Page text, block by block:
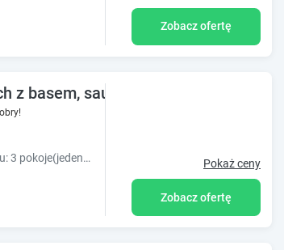
Zobacz ofertę
z basem, sauną, ruską banią i jacuzzi
Komfortowe i przytulne dom z bala na Mazurach w domu: 3 pokoje(jeden z balkonem), salon z kominkiem, jadalnia, łazienka z jaccuzi, taras,SPA Pokaż ceny
Zobacz ofertę